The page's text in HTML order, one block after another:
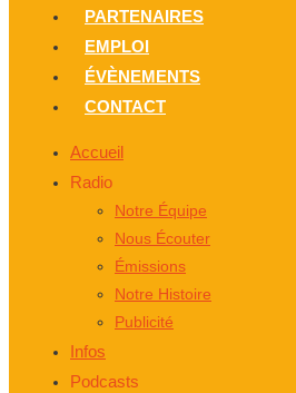
PARTENAIRES
EMPLOI
ÉVÈNEMENTS
CONTACT
Accueil
Radio
Notre Équipe
Nous Écouter
Émissions
Notre Histoire
Publicité
Infos
Podcasts